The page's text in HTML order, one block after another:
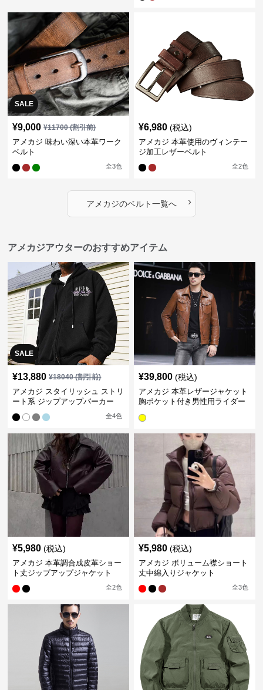
SALE
¥9,000 ¥11700(割引前)
アメカジ 味わい深い本革ワーク
ベルト
全3色
¥6,980 (税込)
アメカジ 本革使用のヴィンテー
ジ加工レザーベルト
全2色
アメカジのベルト一覧へ ›
アメカジアウターのおすすめアイテム
SALE
¥13,880 ¥18040(割引前)
アメカジ スタイリッシュ ストリ
ート系 ジップアップパーカー
全4色
¥39,800 (税込)
アメカジ 本革レザージャケット
胸ポケット付き男性用ライダー
¥5,980 (税込)
アメカジ 本革調合成皮革ショー
ト丈ジップアップジャケット
全2色
¥5,980 (税込)
アメカジ ボリューム襟ショート
丈中綿入りジャケット
全3色